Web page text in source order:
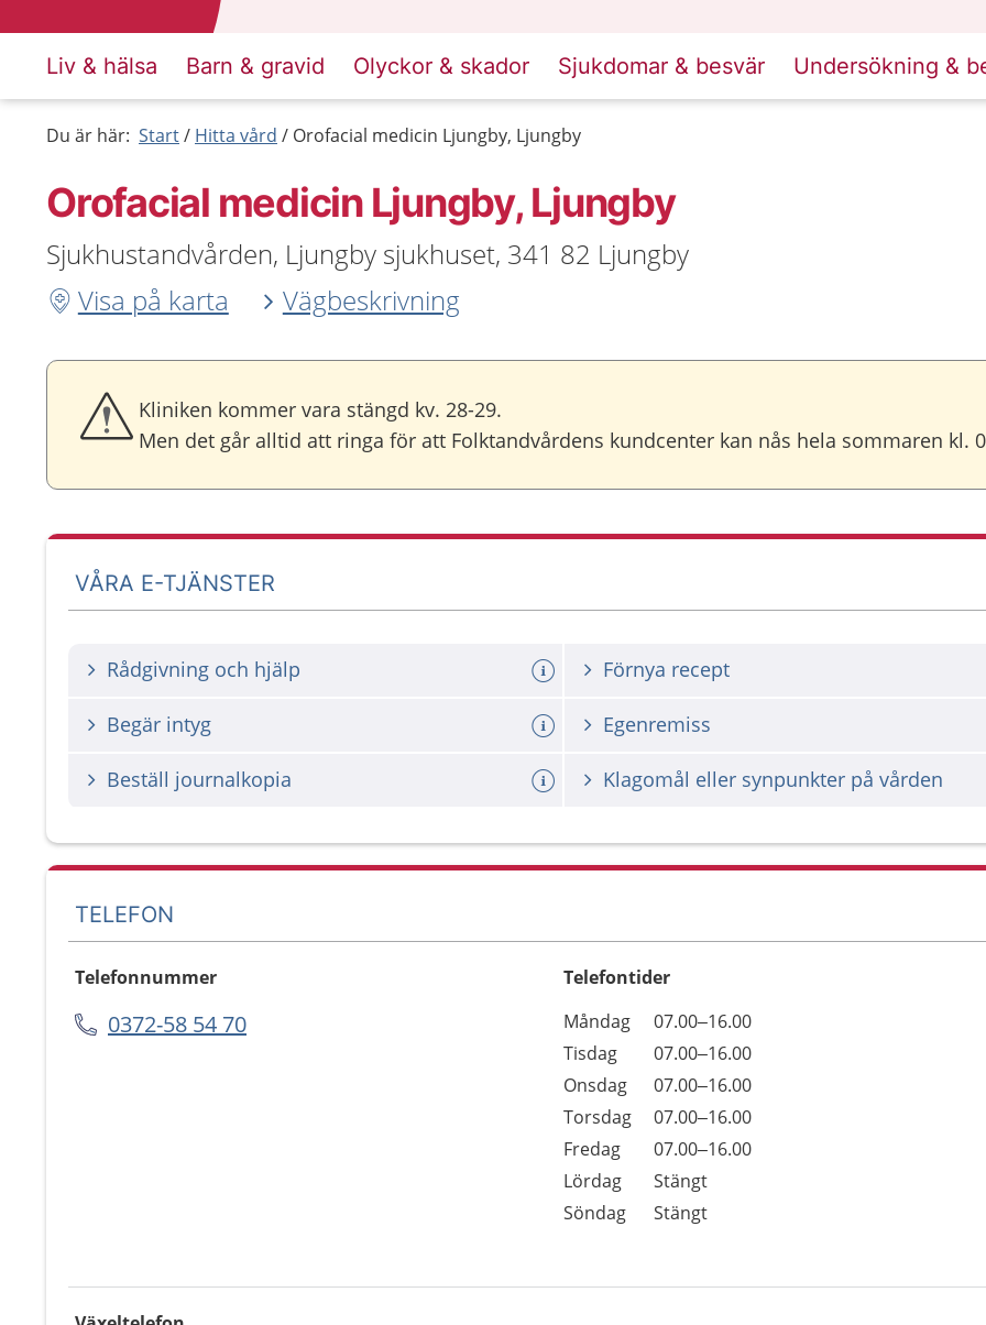
Liv & hälsa Barn & gravid Olyckor & skador Sjukdomar & besvär Undersökning &
Du är här: Start Hitta vård Orofacial medicin Ljungby, Ljungby
Orofacial medicin Ljungby, Ljungby
Sjukhustandvården, Ljungby sjukhuset, 341 82 Ljungby
Visa på karta
Vägbeskrivning
Kliniken kommer vara stängd kv. 28-29.
Men det går alltid att ringa för att Folktandvårdens kundcenter kan nås hela sommaren kl.
VÅRA E-TJÄNSTER
Rådgivning och hjälp Förnya recept
Begär intyg Egenremiss
Beställ journalkopia Klagomål eller synpunkter på vården
TELEFON
Telefonnummer
0372-58 54 70
Telefontider
Dag
Öppettider
Kommentarer
Måndag
07.00–16.00
Tisdag
07.00–16.00
Onsdag
07.00–16.00
Torsdag
07.00–16.00
Fredag
07.00–16.00
Lördag
Stängt
Söndag
Stängt